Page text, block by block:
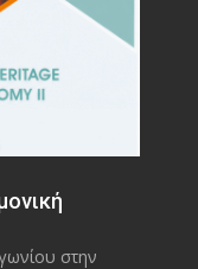
στην